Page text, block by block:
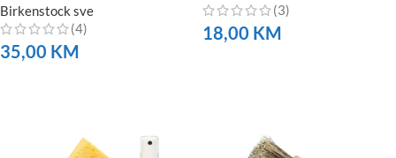
Birkenstock sve
(4)
35,00 KM
(3)
18,00 KM